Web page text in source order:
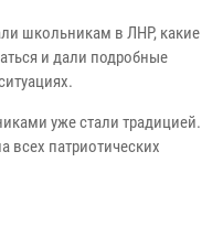
школьникам в ЛНР, какие
и дали подробные
уже стали традицией.
всех патриотических